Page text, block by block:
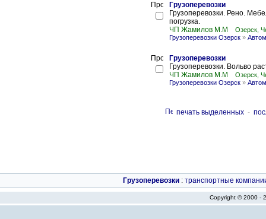
Грузоперевозки
Грузоперевозки. Рено.
погрузка.
ЧП Жамилов М.М
Озерск,
Грузоперевозки Озерск »
Грузоперевозки
Грузоперевозки. Вольво
ЧП Жамилов М.М
Озерск,
Грузоперевозки Озерск »
печать выделенных -
Грузоперевозки : транспортные
Copyright © 2000 -